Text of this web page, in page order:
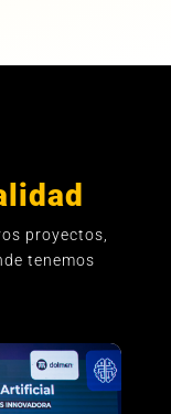
proyectos,
tenemos